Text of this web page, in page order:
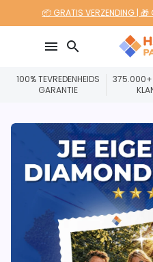
naar
📦 GRATIS VERZENDING |
menu search
100% TEVREDENHEIDS
GARANTIE
375.000+